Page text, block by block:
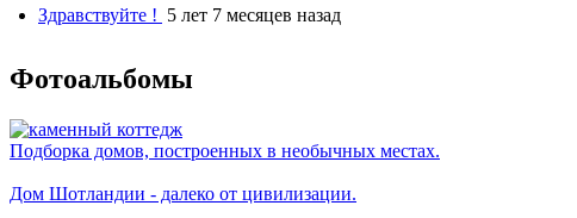
Здравствуйте ! 5 лет 7 месяцев назад
Фотоальбомы
Подборка домов, построенных в необычных местах.
Дом Шотландии - далеко от цивилизации.